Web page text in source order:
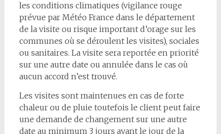
les conditions climatiques (vigilance rouge
prévue par Météo France dans le département
de la visite ou risque important d’orage sur les
communes où se déroulent les visites), sociales
ou sanitaires. La visite sera reportée en priorité
sur une autre date ou annulée dans le cas où
aucun accord n’est trouvé.
Les visites sont maintenues en cas de forte
chaleur ou de pluie toutefois le client peut faire
une demande de changement sur une autre
date au minimum 3 jours avant le jour de la